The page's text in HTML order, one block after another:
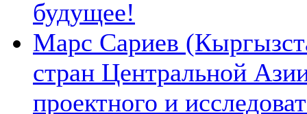
будущее!
Марс Сариев
стран Центральной
проектного и